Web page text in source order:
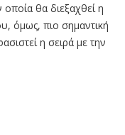
θα διεξαχθεί η
όμως, πιο σημαντική
η σειρά με την